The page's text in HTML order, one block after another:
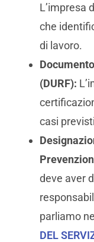
L’impresa
che
di lavoro.
(DURF):
casi
deve aver
parliamo
DEL